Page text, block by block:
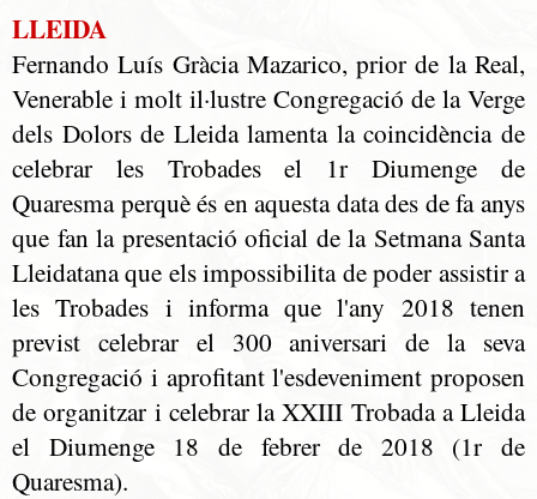
LLEIDA
Fernando Luís Gràcia Mazarico, prior de la Real,
Venerable i molt il·lustre Congregació de la Verge
dels Dolors de Lleida lamenta la coincidència de
celebrar les Trobades el 1r Diumenge de
Quaresma perquè és en aquesta data des de fa anys
que fan la presentació oficial de la Setmana Santa
Lleidatana que els impossibilita de poder assistir a
les Trobades i informa que l'any 2018 tenen
previst celebrar el 300 aniversari de la seva
Congregació i aprofitant l'esdeveniment proposen
de organitzar i celebrar la XXIII Trobada a Lleida
el Diumenge 18 de febrer de 2018 (1r de
Quaresma).